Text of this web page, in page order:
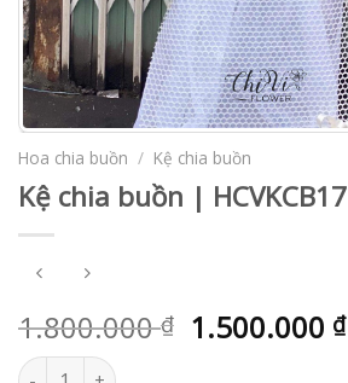
Hoa chia buồn / Kệ chia buồn
Kệ chia buồn | HCVKCB17
1.800.000₫ 1.500.000 ₫
Kệ chia buồn | HCVKCB17 số lượng